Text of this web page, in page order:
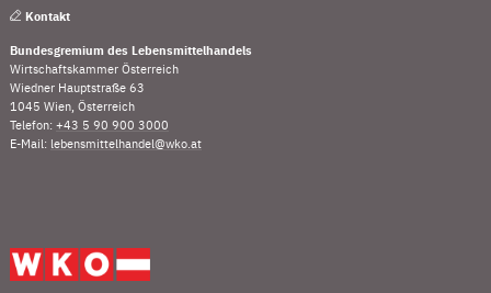
Kontakt
Bundesgremium des Lebensmittelhandels
Wirtschaftskammer Österreich
Wiedner Hauptstraße 63
1045 Wien, Österreich
Telefon: +43 5 90 900 3000
E-Mail: lebensmittelhandel@wko.at